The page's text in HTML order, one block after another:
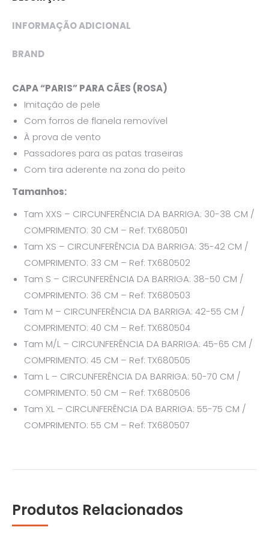
INFORMAÇÃO ADICIONAL
BRAND
CAPA “PARIS” PARA CÃES (ROSA)
Imitação de pele
Com forros de flanela removível
À prova de vento
Passadores para as patas traseiras
Com tira aderente na zona do peito
Tamanhos:
Tam XXS – CIRCUNFERÊNCIA DA BARRIGA: 30-38 CM /
COMPRIMENTO: 30 CM – Ref: TX680501
Tam XS – CIRCUNFERÊNCIA DA BARRIGA: 35-42 CM /
COMPRIMENTO: 33 CM – Ref: TX680502
Tam S – CIRCUNFERÊNCIA DA BARRIGA: 38-50 CM /
COMPRIMENTO: 36 CM – Ref: TX680503
Tam M – CIRCUNFERÊNCIA DA BARRIGA: 42-55 CM /
COMPRIMENTO: 40 CM – Ref: TX680504
Tam M/L – CIRCUNFERÊNCIA DA BARRIGA: 45-65 CM /
COMPRIMENTO: 45 CM – Ref: TX680505
Tam L – CIRCUNFERÊNCIA DA BARRIGA: 50-70 CM /
COMPRIMENTO: 50 CM – Ref: TX680506
Tam XL – CIRCUNFERÊNCIA DA BARRIGA: 55-75 CM /
COMPRIMENTO: 55 CM – Ref: TX680507
Produtos Relacionados